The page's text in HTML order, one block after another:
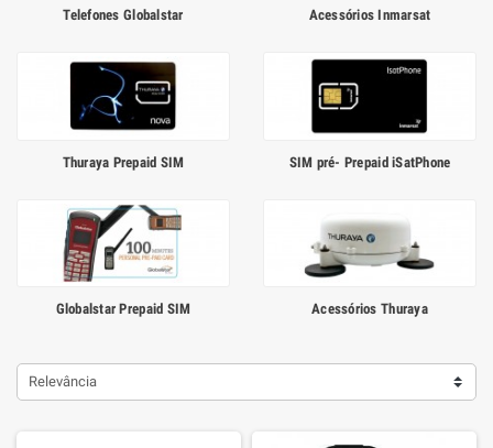
Telefones Globalstar Acessórios Inmarsat
Thuraya Prepaid SIM SIM pré- Prepaid iSatPhone
Globalstar Prepaid SIM Acessórios Thuraya
Relevância